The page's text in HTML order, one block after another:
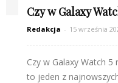
Czy w Galaxy
Redakcja - 15 września
Czy w Galaxy Watch 5
to jeden z